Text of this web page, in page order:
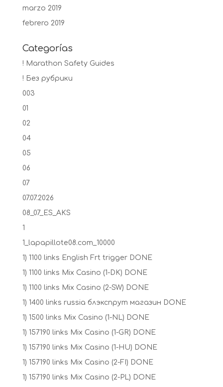
marzo 2019
febrero 2019
Categorías
! Marathon Safety Guides
! Без рубрики
003
01
02
04
05
06
07
07.07.2026
08_07_ES_AKS
1
1_lapapillote08.com_10000
1) 1100 links English Frt trigger DONE
1) 1100 links Mix Casino (1-DK) DONE
1) 1100 links Mix Casino (2-SW) DONE
1) 1400 links russia блэкспрут магазин DONE
1) 1500 links Mix Casino (1-NL) DONE
1) 157190 links Mix Casino (1-GR) DONE
1) 157190 links Mix Casino (1-HU) DONE
1) 157190 links Mix Casino (2-FI) DONE
1) 157190 links Mix Casino (2-PL) DONE